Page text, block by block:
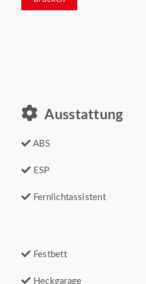
Ausstattung
ABS
ESP
Fernlichtassistent
Festbett
Heckgarage